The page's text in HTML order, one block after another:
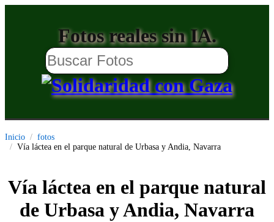
Fotos reales sin IA.
Inicio
fotos
Vía láctea en el parque natural de Urbasa y Andia, Navarra
Vía láctea en el parque natural
de Urbasa y Andia, Navarra